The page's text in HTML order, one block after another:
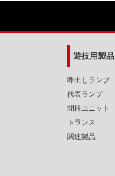
遊技用製品
呼出しランプ
代表ランプ
間柱ユニット
トランス
関連製品